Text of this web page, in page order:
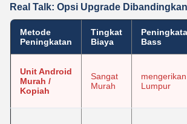
Real Talk: Opsi Upgrade Dibandingkan
Metode
Peningkatan
Tingkat
Biaya
Bass
Unit Android
Murah /
Kopiah
Sangat
Murah
Lumpur